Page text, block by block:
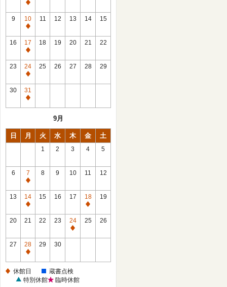
休
館
日
9
10
休
館
日
11 12 13 14 15
16
17
休
館
日
18 19 20 21 22
23
24
休
館
日
25 26 27 28 29
30
31
休
9月
日 月 火 水 木 金 土
1 2 3 4 5
6
7
休
館
日
8 9 10 11 12
13
14
休
館
15 16 17
18
休
館
19
20 21 22 23
24
休
25 26
27
28
休
日
29 30
休館日
蔵書点検
特別休館
臨時休館